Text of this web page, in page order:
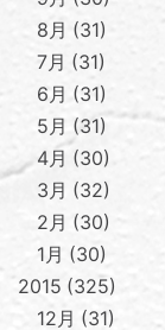
8月
31
7月
31
6月
31
5月
31
4月
30
3月
32
2月
30
1月
30
2015 325
12月
31